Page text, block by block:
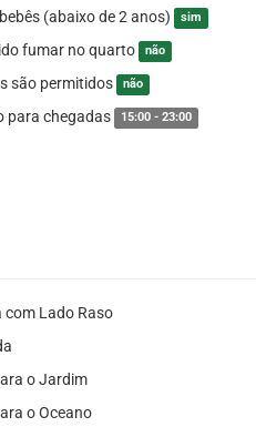
(abaixo de 2 anos) sim
fumar no quarto não
são permitidos não
para chegadas 15:00 - 23:00
com Lado Raso
o Jardim
o Oceano